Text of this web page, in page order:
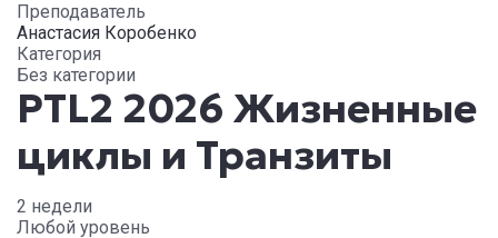
Преподаватель
Анастасия Коробенко
Категория
Без категории
PTL2 2026 Жизненные
циклы и Транзиты
2 недели
Любой уровень